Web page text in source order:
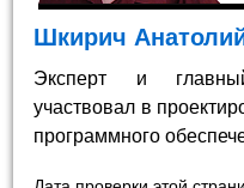
Шкирич
Эксперт и
участвовал в
программного